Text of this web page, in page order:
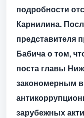
подробности
Карнилина.
представителя
Бабича о том,
поста главы
закономерным
зарубежных